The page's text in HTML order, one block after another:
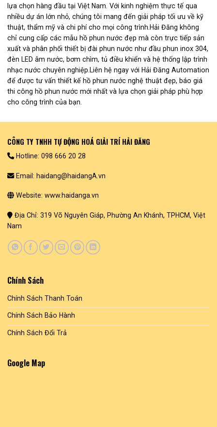
lựa chọn hàng đầu tại Việt Nam. Với kinh nghiệm thực tế qua
nhiều dự án lớn nhỏ, chúng tôi mang đến giải pháp tối ưu về kỹ
thuật, thẩm mỹ và chi phí cho mọi công trình.Hải Đăng không
chỉ cung cấp các mẫu hồ phun nước đẹp mà còn trực tiếp sản
xuất và phân phối thiết bị đài phun nước như đầu phun inox 304,
đèn LED âm nước, bơm chìm, tủ điều khiển và hệ thống lập trình
nhạc nước chuyên nghiệp.Liên hệ ngay với Hải Đăng Automation
để được tư vấn thiết kế hồ phun nước nghệ thuật đẹp, báo giá
thi công hồ phun nước mới nhất và lựa chọn giải pháp phù hợp
cho công trình của bạn.
CÔNG TY TNHH TỰ ĐỘNG HOÁ GIẢI TRÍ HẢI ĐĂNG
Hotline: 098 666 20 28
Email: haidang@haidangA.vn
Website: www.haidanga.vn
Địa Chỉ: 319 Võ Nguyên Giáp, Phường An Khánh, TPHCM, Việt
Nam
Chính Sách
Chính Sách Thanh Toán
Chính Sách Bảo Hành
Chính Sách Đổi Trả
Google Map